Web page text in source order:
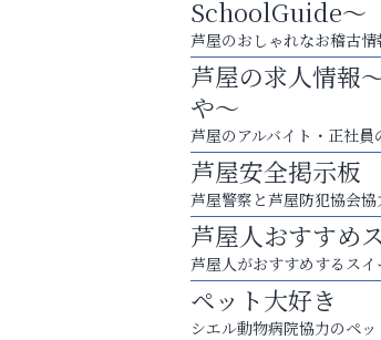
SchoolGuide～
芦屋のおしゃれなお稽古情
芦屋の求人情報
や～
芦屋のアルバイト・正社員
芦屋安全掲示板
芦屋警察と芦屋防犯協会
芦屋人おすすめ
芦屋人がおすすめするスイ
ペット大好き
シエル動物病院協力のペ